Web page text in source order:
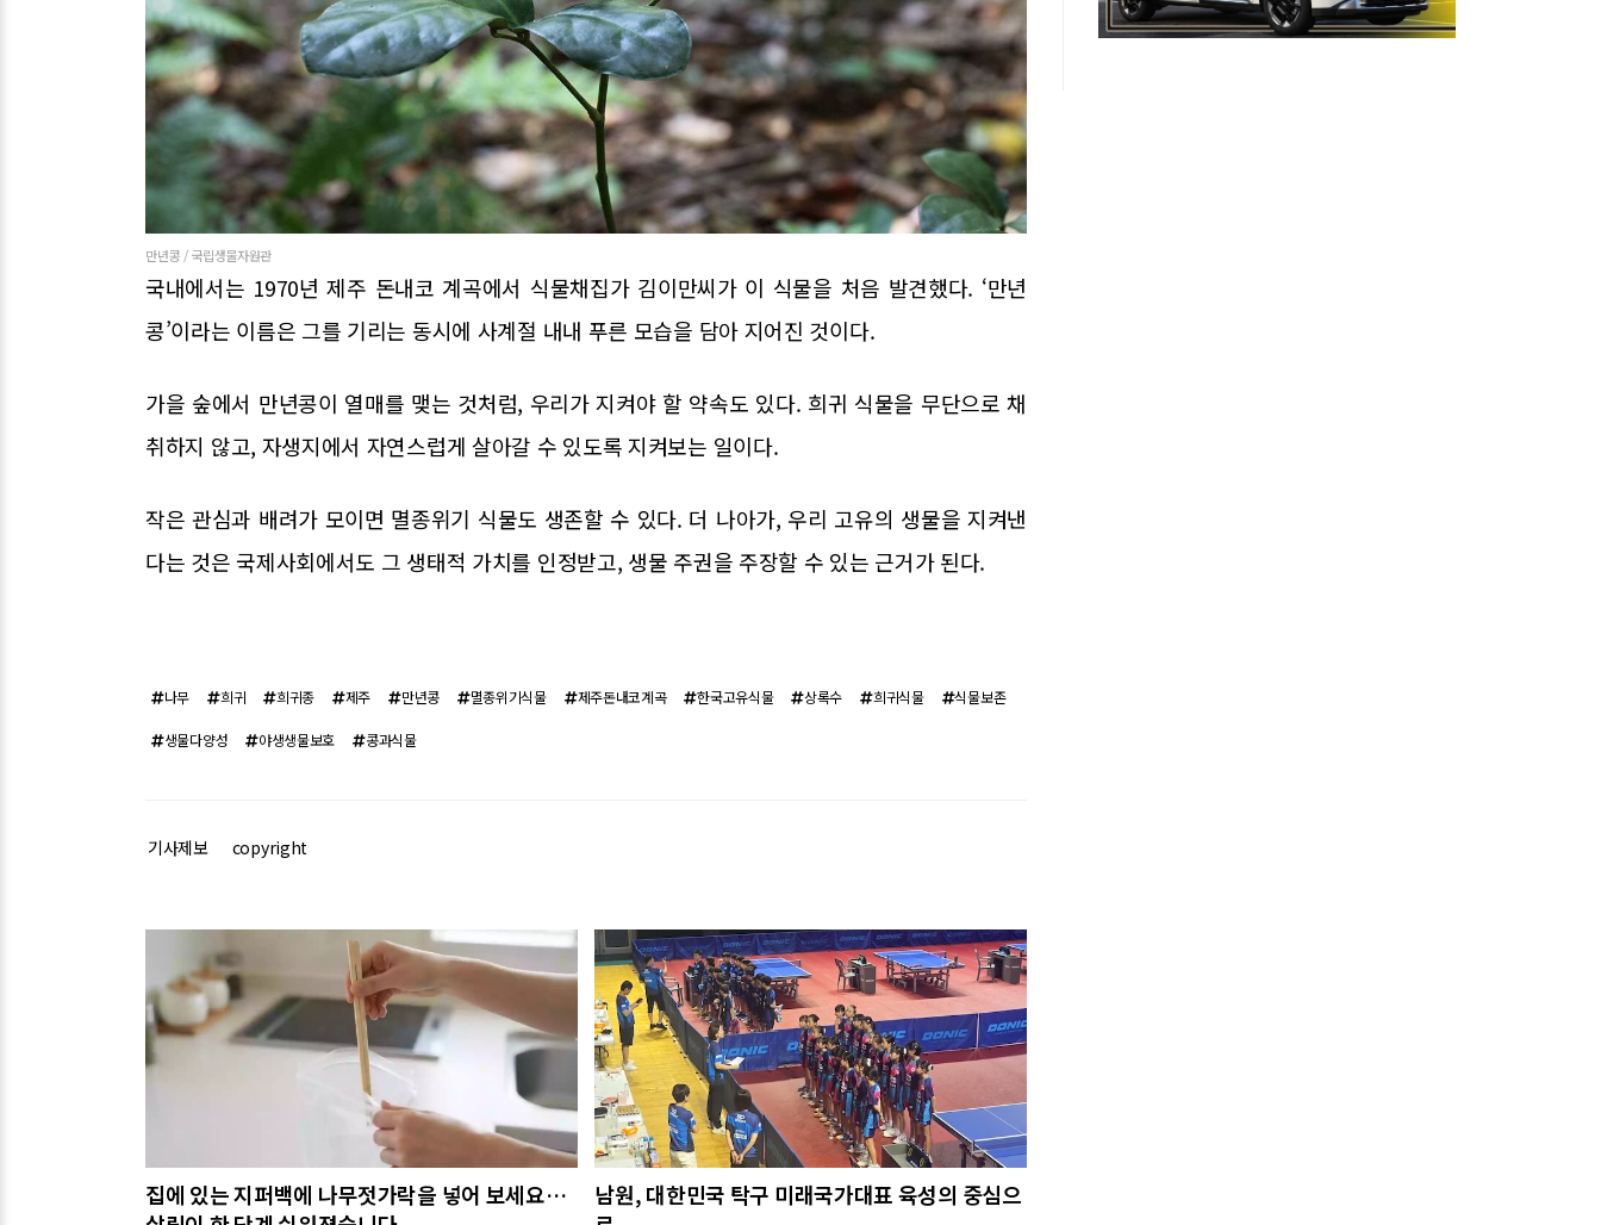
만년콩 / 국립생물자원관
국내에서는 1970년 제주 돈내코 계곡에서 식물채집가 김이만씨가 이 식물을 처음 발견했다. ‘만년
콩’이라는 이름은 그를 기리는 동시에 사계절 내내 푸른 모습을 담아 지어진 것이다.
가을 숲에서 만년콩이 열매를 맺는 것처럼, 우리가 지켜야 할 약속도 있다. 희귀 식물을 무단으로 채
취하지 않고, 자생지에서 자연스럽게 살아갈 수 있도록 지켜보는 일이다.
작은 관심과 배려가 모이면 멸종위기 식물도 생존할 수 있다. 더 나아가, 우리 고유의 생물을 지켜낸
다는 것은 국제사회에서도 그 생태적 가치를 인정받고, 생물 주권을 주장할 수 있는 근거가 된다.
나무 희귀 희귀종 제주 만년콩 멸종위기식물 제주돈내코계곡 한국고유식물 상록수 희귀식물 식물보존
생물다양성 야생생물보호 콩과식물
기사제보 copyright
관련기사
집에 있는 지퍼백에 나무젓가락을 넣어 보세요…
남원, 대한민국 탁구 미래국가대표 육성의 중심으